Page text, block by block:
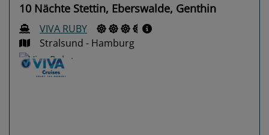
10 Nächte Stettin, Eberswalde, Genthin
VIVA RUBY
Stralsund - Hamburg